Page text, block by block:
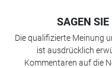
SAGEN
Die qualifizierte Meinung
ist ausdrücklich
Kommentaren auf die